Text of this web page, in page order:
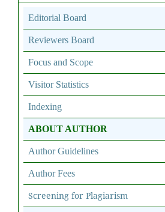
Editorial Board
Reviewers Board
Focus and Scope
Visitor Statistics
Indexing
ABOUT AUTHOR
Author Guidelines
Author Fees
Screening for Plagiarism